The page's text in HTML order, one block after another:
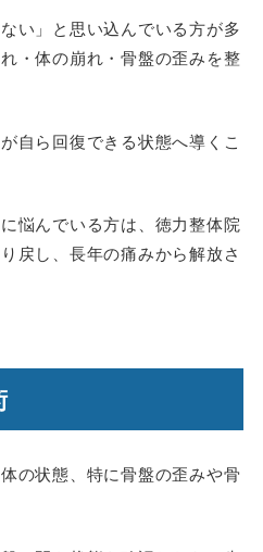
い」と思い込んでいる方が多
・体の崩れ・骨盤の歪みを整
自ら回復できる状態へ導くこ
悩んでいる方は、徳力整体院
戻し、長年の痛みから解放さ
状態、特に骨盤の歪みや骨